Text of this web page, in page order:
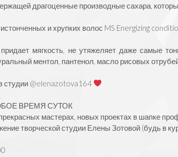
драгоценные производные сахара,
и хрупких волос MS Energizing
мягкость, не утяжеляет даже самые
ментол, пантенол, масло рисовых
студии @elenazotova164
ВРЕМЯ СУТОК
мастерах, новых проектах в шапке
творческой студии Елены Зотовой (будь в